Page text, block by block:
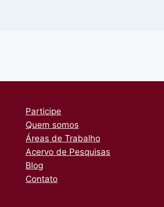
Participe
Quem somos
Áreas de Trabalho
Acervo de Pesquisas
Blog
Contato